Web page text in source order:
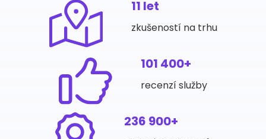
11 let
zkušeností na trhu
101 400+
recenzí služby
236 900+